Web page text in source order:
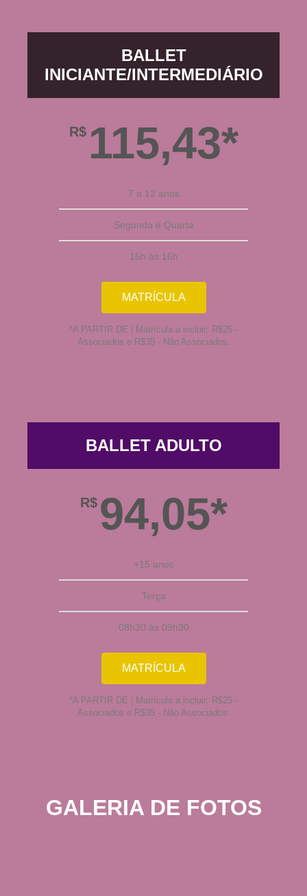
BALLET
INICIANTE/INTERMEDIÁRIO
R$ 115,43*
7 a 12 anos
Segunda e Quarta
15h às 16h
MATRÍCULA
*A PARTIR DE | Matrícula a incluir: R$25 -
Associados e R$35 - Não Associados.
BALLET ADULTO
R$ 94,05*
+15 anos
Terça
08h30 às 09h30
MATRÍCULA
*A PARTIR DE | Matrícula a incluir: R$25 -
Associados e R$35 - Não Associados.
GALERIA DE FOTOS